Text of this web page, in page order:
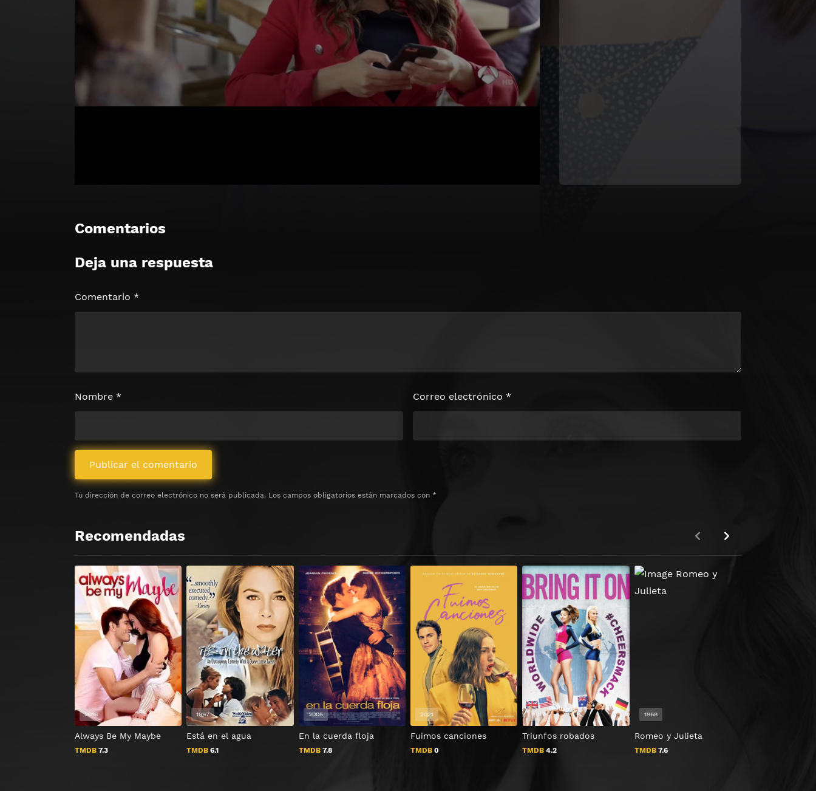
🔒 Acceso Requerido
Comentarios
Deja una respuesta
Tu dirección de correo electrónico no será publicada. Los campos obligatorios están marcados con *
Comentario *
Nombre * Correo electrónico *
Recomendadas
Always Be My Maybe
TMDB 7.3
2016
Está en el agua
TMDB 6.1
1997
En la cuerda floja
TMDB7.8
2005
Fuimos canciones
TMDB0
2021
Triunfos robados
TMDB 4.2
2017
Romeo y Julieta
TMDB7.6
1968